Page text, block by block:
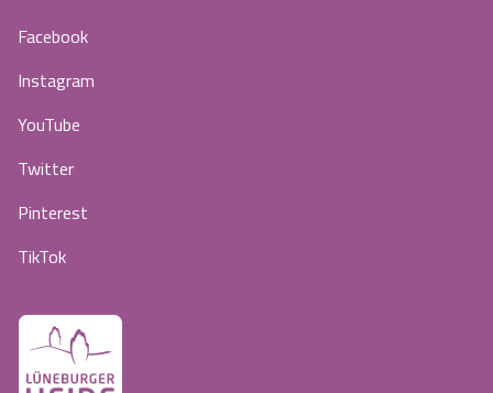
Facebook
Instagram
YouTube
Twitter
Pinterest
TikTok